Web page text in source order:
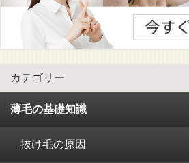
カテゴリー
薄毛の基礎知識
抜け毛の原因